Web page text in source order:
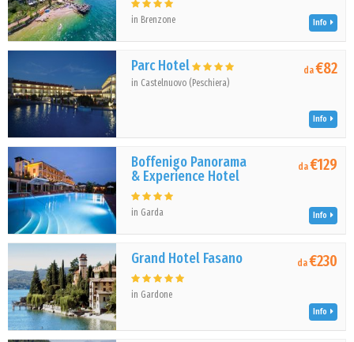
in Brenzone Info
Parc Hotel
in Castelnuovo (Peschiera)
da€82
Info
Boffenigo Panorama
& Experience Hotel
in Garda
da€129
Info
Grand Hotel Fasano
in Gardone
da€230
Info